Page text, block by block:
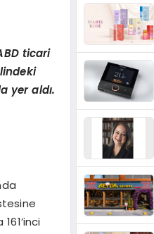
ticari
yer aldı.